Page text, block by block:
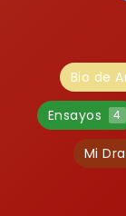
Bio de
Ensayos 4
Mi